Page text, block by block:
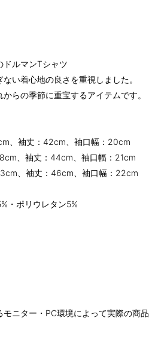
ドルマンTシャツ
い着心地の良さを重視しました。
らの季節に重宝するアイテムです。
、袖丈：42cm、袖口幅：20cm
、袖丈：44cm、袖口幅：21cm
、袖丈：46cm、袖口幅：22cm
・ポリウレタン5%
ニター・PC環境によって実際の商品